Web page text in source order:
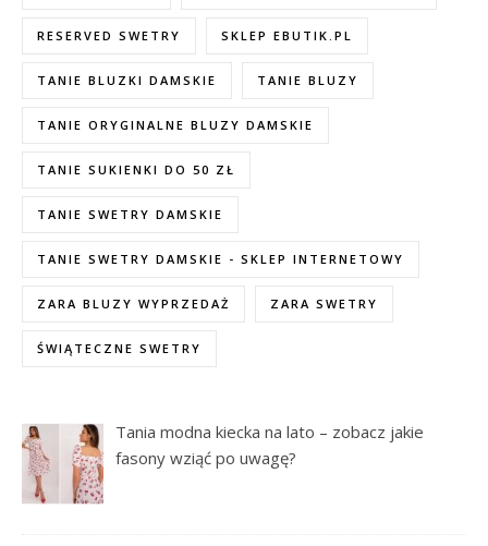
RESERVED SWETRY SKLEP EBUTIK.PL
TANIE BLUZKI DAMSKIE TANIE BLUZY
TANIE ORYGINALNE BLUZY DAMSKIE
TANIE SUKIENKI DO 50 ZŁ
TANIE SWETRY DAMSKIE
TANIE SWETRY DAMSKIE - SKLEP INTERNETOWY
ZARA BLUZY WYPRZEDAŻ ZARA SWETRY
ŚWIĄTECZNE SWETRY
Tania modna kiecka na lato – zobacz jakie
fasony wziąć po uwagę?